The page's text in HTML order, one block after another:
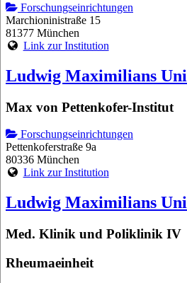
Forschungseinrichtungen
Marchioninistraße 15
81377 München
Link zur Institution
Ludwig Maximilians
Max von Pettenkofer-Institut
Forschungseinrichtungen
Pettenkoferstraße 9a
80336 München
Link zur Institution
Ludwig Maximilians
Med. Klinik und Poliklinik IV
Rheumaeinheit